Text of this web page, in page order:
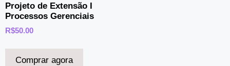
Projeto de Extensão I
Processos Gerenciais
R$50.00
Comprar agora